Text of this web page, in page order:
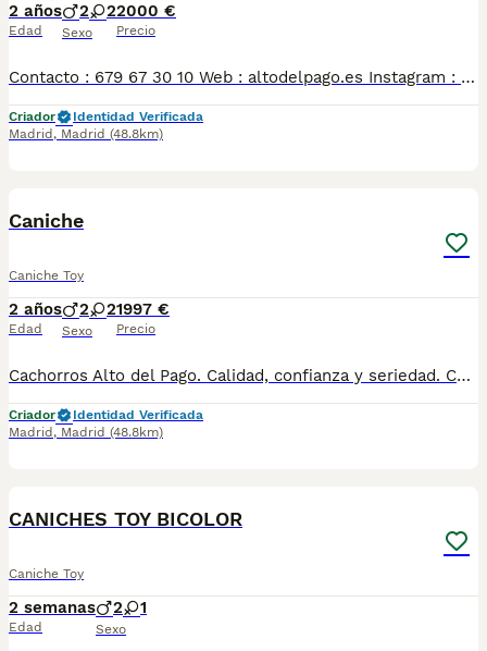
2 años
Edad
2 2
Sexo
2000 €
Precio
Contacto : 679 67 30 10 Web : altodelpago.es Instagram : @altodelpago Criados en ambiente familiar, en plena naturaleza. Se entregan con toda su documentación y cartilla. Posibilidad de visitarnos cualquier dia del año. Pedimos seriedad y responsabilidad.
Criador
Identidad Verificada
Madrid , Madrid (48.8km)
Caniche
Caniche Toy
2 años
Edad
2 2
Sexo
1997 €
Precio
Cachorros Alto del Pago. Calidad, confianza y seriedad. Contacto : 679 67 30 10 Web : altodelpago.es Instagram : @altodelpago
Criador
Identidad Verificada
Madrid , Madrid (48.8km)
CANICHES TOY BICOLOR
Caniche Toy
2 semanas
Edad
2 1
Sexo